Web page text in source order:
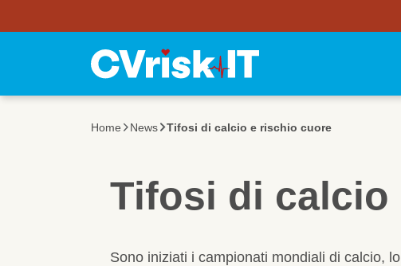
Home News Tifosi di calcio e rischio cuore
Tifosi di
Sono iniziati i campionati mondiali di calcio,